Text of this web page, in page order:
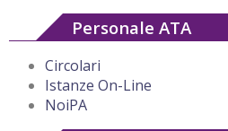
Personale ATA
Circolari
Istanze On-Line
NoiPA